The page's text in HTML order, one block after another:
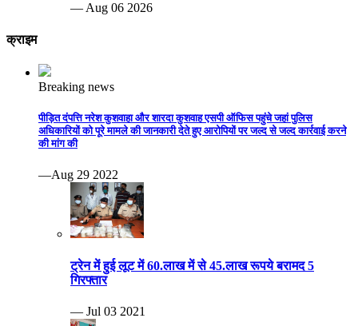
— Aug 06 2026
क्राइम
Breaking news
पीड़ित दंपत्ति नरेश कुशवाहा और शारदा कुशवाह एसपी ऑफिस पहुंचे जहां पुलिस
अधिकारियों को पूरे मामले की जानकारी देते हुए आरोपियों पर जल्द से जल्द कार्रवाई करने
की मांग की
—Aug 29 2022
ट्रेन में हुई लूट में 60.लाख में से 45.लाख रूपये बरामद 5
गिरफ्तार
— Jul 03 2021